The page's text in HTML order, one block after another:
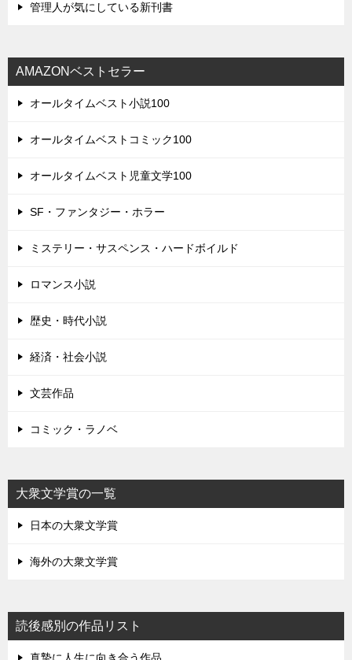
管理人が気にしている新刊書
AMAZONベストセラー
オールタイムベスト小説100
オールタイムベストコミック100
オールタイムベスト児童文学100
SF・ファンタジー・ホラー
ミステリー・サスペンス・ハードボイルド
ロマンス小説
歴史・時代小説
経済・社会小説
文芸作品
コミック・ラノベ
大衆文学賞の一覧
日本の大衆文学賞
海外の大衆文学賞
読後感別の作品リスト